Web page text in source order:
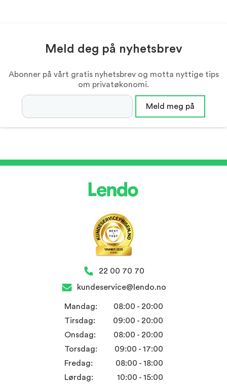
Meld deg på nyhetsbrev
Abonner på vårt gratis nyhetsbrev og motta nyttige tips
om privatøkonomi.
Epostadresse
Meld meg på
22 00 70 70
kundeservice@lendo.no
Mandag:
08:00 - 20:00
Tirsdag:
09:00 - 20:00
Onsdag:
08:00 - 20:00
Torsdag:
09:00 - 17:00
Fredag:
08:00 - 18:00
Lørdag:
10:00 - 15:00